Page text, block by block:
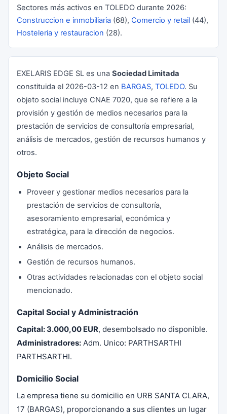
Sectores más activos en TOLEDO durante 2026:
Construccion e inmobiliaria (68), Comercio y retail (44),
Hosteleria y restauracion (28).
EXELARIS EDGE SL es una Sociedad Limitada
constituida el 2026-03-12 en BARGAS, TOLEDO. Su
objeto social incluye CNAE 7020, que se refiere a la
provisión y gestión de medios necesarios para la
prestación de servicios de consultoría empresarial,
análisis de mercados, gestión de recursos humanos y
otros.
Objeto Social
Proveer y gestionar medios necesarios para la
prestación de servicios de consultoría,
asesoramiento empresarial, económica y
estratégica, para la dirección de negocios.
Análisis de mercados.
Gestión de recursos humanos.
Otras actividades relacionadas con el objeto social
mencionado.
Capital Social y Administración
Capital: 3.000,00 EUR, desembolsado no disponible.
Administradores: Adm. Unico: PARTHSARTHI
PARTHSARTHI.
Domicilio Social
La empresa tiene su domicilio en URB SANTA CLARA,
17 (BARGAS), proporcionando a sus clientes un lugar